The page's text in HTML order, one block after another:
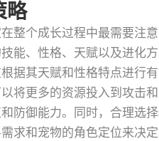
略
整个成长过程中最需要注
能、性格、天赋以及进化
据其天赋和性格特点进行
将更多的资源投入到攻击
防御能力。同时，合理选
求和宠物的角色定位来决定